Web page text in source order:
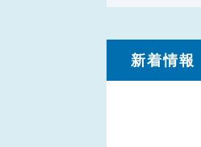
新着情報